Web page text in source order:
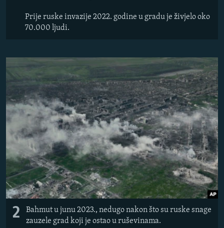
SVE KARTE DEJTONA
Prije ruske invazije 2022. godine u gradu je živjelo oko
70.000 ljudi.
2
Bahmut u junu 2023., nedugo nakon što su ruske snage
zauzele grad koji je ostao u ruševinama.